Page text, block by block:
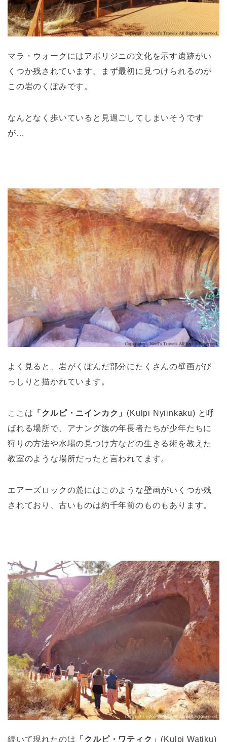
マラ・ウォークにはアボリジニの文化を示す遺跡がい
くつか残されています。まず最初に見つけられるのが
この岩のくぼみです。
なんとなく歩いていると見過ごしてしまいそうです
が…
よく見ると、岩がくぼんだ部分にたくさんの壁画がび
っしりと描かれています。
ここは 「クルピ・ニインカク」 (Kulpi Nyiinkaku) と呼
ばれる場所で、アナング族の年長者たちが少年たちに
狩りの方法や水場の見つけ方などの生きる術を教えた
教室のような場所だったと言われてます。
エアーズロックの麓にはこのような壁画がいくつか残
されており、古いものは約千年前のものもあります。
続いて現れたのは 「クルピ・ワティク」 (Kulpi Watiku)